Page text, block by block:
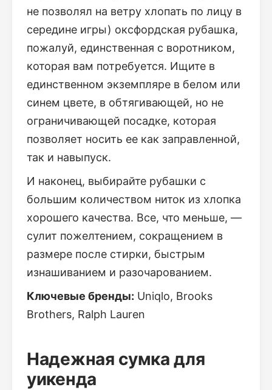
не позволял на ветру хлопать по лицу в
середине игры) оксфордская рубашка,
пожалуй, единственная с воротником,
которая вам потребуется. Ищите в
единственном экземпляре в белом или
синем цвете, в обтягивающей, но не
ограничивающей посадке, которая
позволяет носить ее как заправленной,
так и навыпуск.
И наконец, выбирайте рубашки с
большим количеством ниток из хлопка
хорошего качества. Все, что меньше, —
сулит пожелтением, сокращением в
размере после стирки, быстрым
изнашиванием и разочарованием.
Ключевые бренды: Uniqlo, Brooks
Brothers, Ralph Lauren
Надежная сумка для
уикенда